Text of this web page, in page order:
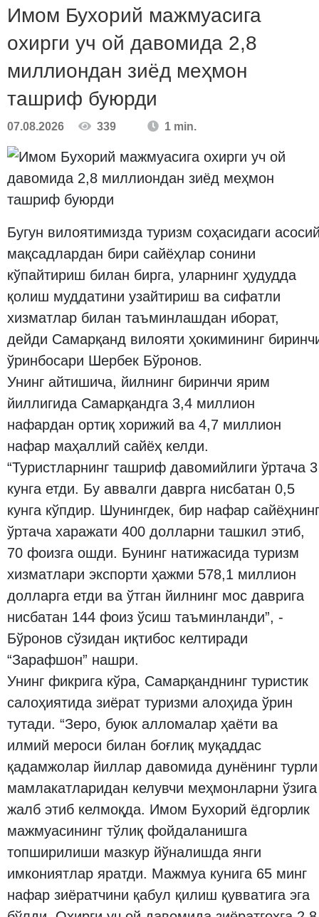
Имом Бухорий мажмуасига
охирги уч ой давомида 2,8
миллиондан зиёд меҳмон
ташриф буюрди
07.08.2026 339 1 min.
Бугун вилоятимизда туризм соҳасидаги
мақсадлардан бири сайёҳлар сонини
кўпайтириш билан бирга, уларнинг ҳудудда
қолиш муддатини узайтириш ва сифатли
хизматлар билан таъминлашдан иборат,
дейди Самарқанд вилояти ҳокимининг
ўринбосари Шербек Бўронов.
Унинг айтишича, йилнинг биринчи ярим
йиллигида Самарқандга 3,4 миллион
нафардан ортиқ хорижий ва 4,7 миллион
нафар маҳаллий сайёҳ келди.
“Туристларнинг ташриф давомийлиги ўртача 3
кунга етди. Бу аввалги даврга нисбатан 0,5
кунга кўпдир. Шунингдек, бир нафар сайёҳнинг
ўртача харажати 400 долларни ташкил этиб,
70 фоизга ошди. Бунинг натижасида туризм
хизматлари экспорти ҳажми 578,1 миллион
долларга етди ва ўтган йилнинг мос даврига
нисбатан 144 фоиз ўсиш таъминланди”, -
Бўронов сўзидан иқтибос келтиради
“Зарафшон” нашри.
Унинг фикрига кўра, Самарқанднинг туристик
салоҳиятида зиёрат туризми алоҳида ўрин
тутади. “Зеро, буюк алломалар ҳаёти ва
илмий мероси билан боғлиқ муқаддас
қадамжолар йиллар давомида дунёнинг турли
мамлакатларидан келувчи меҳмонларни ўзига
жалб этиб келмоқда. Имом Бухорий ёдгорлик
мажмуасининг тўлиқ фойдаланишга
топширилиши мазкур йўналишда янги
имкониятлар яратди. Мажмуа кунига 65 минг
нафар зиёратчини қабул қилиш қувватига эга